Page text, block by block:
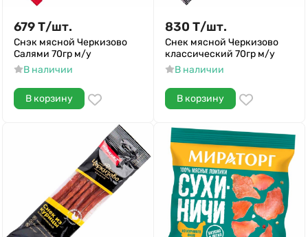
679Т/шт.
Снэк мясной Черкизово
Салями 70гр м/у
В наличии
В корзину
830 Т/шт.
Снек мясной Черкизово
классический 70гр м/у
В наличии
В корзину